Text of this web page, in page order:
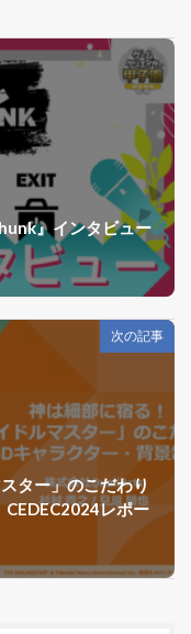
』インタビュー
次の記事
ター」のこだわり
レポー